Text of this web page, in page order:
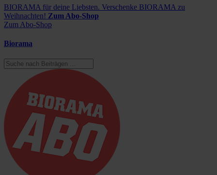
BIORAMA für deine Liebsten. Verschenke BIORAMA zu
Weihnachten! Zum Abo-Shop
Zum Abo-Shop
Biorama